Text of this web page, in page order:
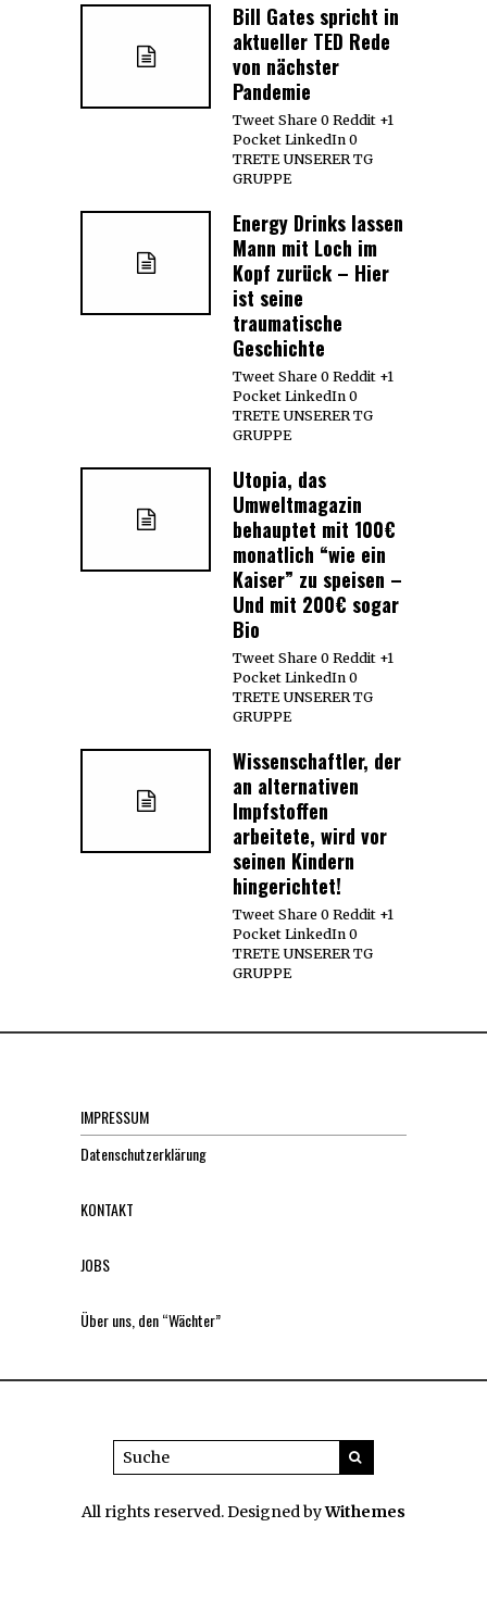
Bill Gates spricht in
aktueller TED Rede
von nächster
Pandemie
Tweet Share 0 Reddit +1
Pocket LinkedIn 0
TRETE UNSERER TG
GRUPPE
Energy Drinks lassen
Mann mit Loch im
Kopf zurück – Hier
ist seine
traumatische
Geschichte
Tweet Share 0 Reddit +1
Pocket LinkedIn 0
TRETE UNSERER TG
GRUPPE
Utopia, das
Umweltmagazin
behauptet mit 100€
monatlich “wie ein
Kaiser” zu speisen –
Und mit 200€ sogar
Bio
Tweet Share 0 Reddit +1
Pocket LinkedIn 0
TRETE UNSERER TG
GRUPPE
Wissenschaftler, der
an alternativen
Impfstoffen
arbeitete, wird vor
seinen Kindern
hingerichtet!
Tweet Share 0 Reddit +1
Pocket LinkedIn 0
TRETE UNSERER TG
GRUPPE
IMPRESSUM
Datenschutzerklärung
KONTAKT
JOBS
Über uns, den “Wächter”
All rights reserved. Designed byWithemes